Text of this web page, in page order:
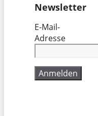
Newsletter
E-Mail-
Adresse